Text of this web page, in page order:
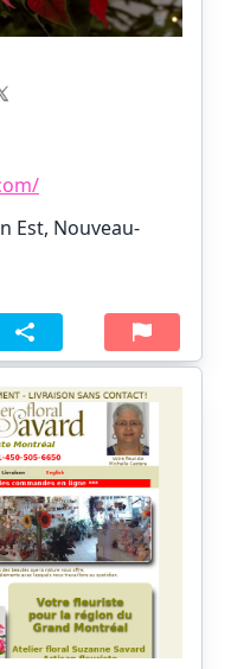
Est, Nouveau-